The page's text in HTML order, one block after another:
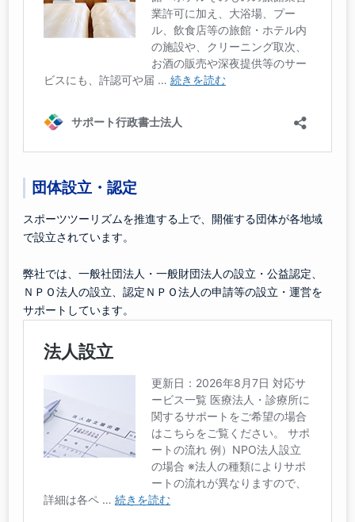
団体設立・認定
スポーツツーリズムを推進する上で、開催する団体が各地域
で設立されています。
弊社では、一般社団法人・一般財団法人の設立・公益認定、
ＮＰＯ法人の設立、認定ＮＰＯ法人の申請等の設立・運営を
サポートしています。